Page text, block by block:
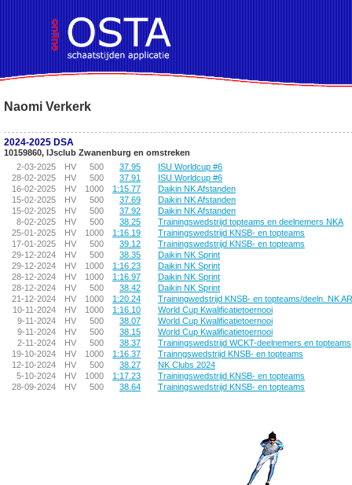
Naomi Verkerk
2024-2025 DSA
10159860, IJsclub Zwanenburg en omstreken
2-03-2025
HV 500 37.95
ISU Worldcup #6
28-02-2025
HV 500 37.91
ISU Worldcup #6
16-02-2025
HV 1000 1:15.77
Daikin NK Afstanden
15-02-2025
HV 500 37.69
Daikin NK Afstanden
15-02-2025
HV 500 37.92
Daikin NK Afstanden
8-02-2025
HV 500 38.25
Trainingswedstrijd topteams en deelnemers NKA
25-01-2025
HV 1000 1:16.19
Trainingswedstrijd KNSB- en topteams
17-01-2025
HV 500 39.12
Trainingswedstrijd KNSB- en topteams
29-12-2024
HV 500 38.35
Daikin NK Sprint
29-12-2024
HV 1000 1:16.23
Daikin NK Sprint
28-12-2024
HV 1000 1:16.97
Daikin NK Sprint
28-12-2024
HV 500 38.42
Daikin NK Sprint
21-12-2024
HV 1000 1:20.24
Trainingwedstrijd KNSB- en topteams/deeln. NK
10-11-2024
HV 1000 1:16.10
World Cup Kwalificatietoernooi
9-11-2024
HV 500 38.07
World Cup Kwalificatietoernooi
9-11-2024
HV 500 38.15
World Cup Kwalificatietoernooi
2-11-2024
HV 500 38.37
Trainingswedstrijd WCKT-deelnemers en topteams
19-10-2024
HV 1000 1:16.37
Trainngswedstrijd KNSB- en topteams
12-10-2024
HV 500 38.27
NK Clubs 2024
5-10-2024
HV 1000 1:17.23
Trainingswedstrijd KNSB- en topteams
28-09-2024
HV 500 38.64 Trainingswedstrijd KNSB- en topteams